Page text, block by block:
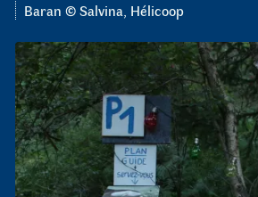
Baran © Salvina, Hélicoop